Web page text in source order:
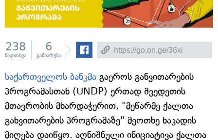
238
წაკითხვა
6
გაზიარება
საქართველოს ბანკმა გაეროს განვითარების
პროგრამასთან (UNDP) ერთად შვედეთის
მთავრობის მხარდაჭერით, "მეწარმე ქალთა
განვითარების პროგრამაზე" მეოთხე ნაკადის
მიღება დაიწყო. აღნიშნული ინიციატივა ქალთა